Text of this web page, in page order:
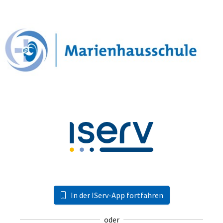
In der IServ-App fortfahren
oder